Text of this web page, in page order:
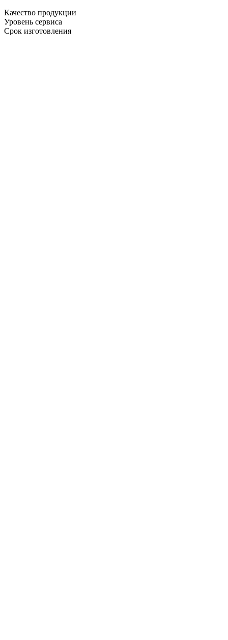
Качество продукции
Уровень сервиса
Срок изготовления